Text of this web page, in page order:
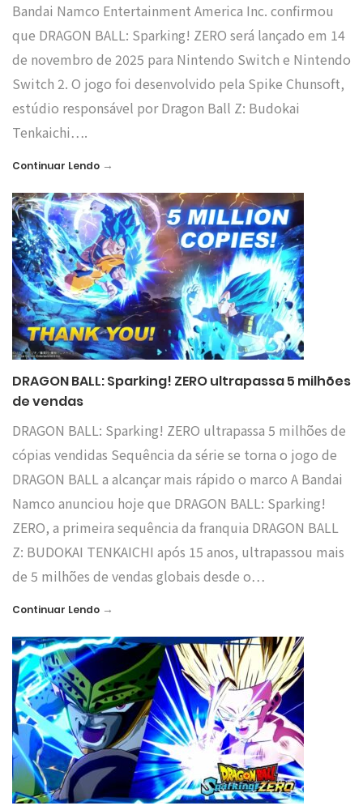
Bandai Namco Entertainment America Inc. confirmou
que DRAGON BALL: Sparking! ZERO será lançado em 14
de novembro de 2025 para Nintendo Switch e Nintendo
Switch 2. O jogo foi desenvolvido pela Spike Chunsoft,
estúdio responsável por Dragon Ball Z: Budokai
Tenkaichi….
Continuar Lendo →
DRAGON BALL: Sparking! ZERO ultrapassa 5 milhões
de vendas
DRAGON BALL: Sparking! ZERO ultrapassa 5 milhões de
cópias vendidas Sequência da série se torna o jogo de
DRAGON BALL a alcançar mais rápido o marco A Bandai
Namco anunciou hoje que DRAGON BALL: Sparking!
ZERO, a primeira sequência da franquia DRAGON BALL
Z: BUDOKAI TENKAICHI após 15 anos, ultrapassou mais
de 5 milhões de vendas globais desde o…
Continuar Lendo →